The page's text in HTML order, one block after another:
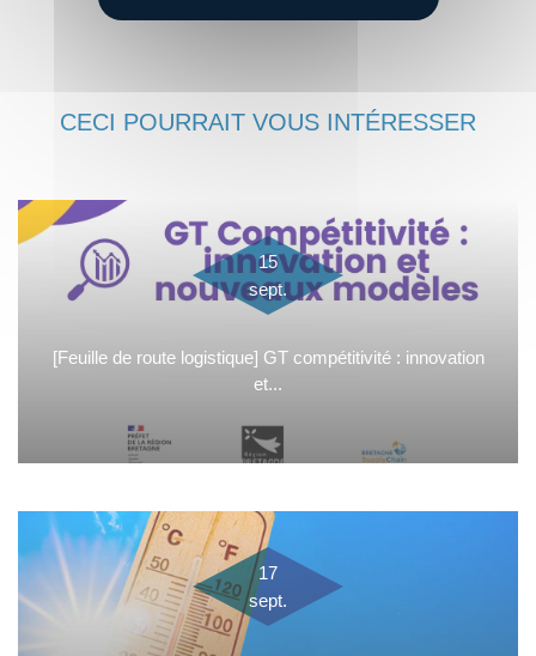
CECI POURRAIT VOUS INTÉRESSER
15
sept.
[Feuille de route logistique] GT compétitivité : innovation
et...
17
sept.